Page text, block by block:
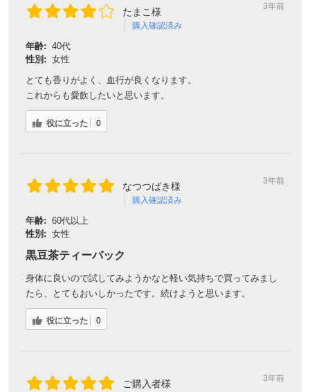
たまこ様
購入確認済み
3年前
年齢: 40代
性別: 女性
とても香りがよく、血行が良くなります。
これからも愛飲したいと思います。
役に立った 0
なつつばき様
購入確認済み
3年前
年齢: 60代以上
性別: 女性
黒豆茶ティーバック
身体に良いので試してみようかなと軽い気持ちで買ってみまし
たら、とてもおいしかったです。続けようと思います。
役に立った 0
ご購入者様 3年前